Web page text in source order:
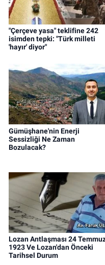
"Çerçeve yasa" teklifine 242
isimden tepki: "Türk milleti
'hayır' diyor"
Gümüşhane'nin Enerji
Sessizliği Ne Zaman
Bozulacak?
Lozan Antlaşması 24
1923 Ve Lozan'dan Önceki
Tarihsel Durum